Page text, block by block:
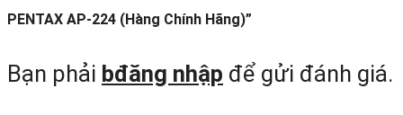
PENTAX AP-224 (Hàng Chính Hãng)”
Bạn phải bđăng nhập để gửi đánh giá.